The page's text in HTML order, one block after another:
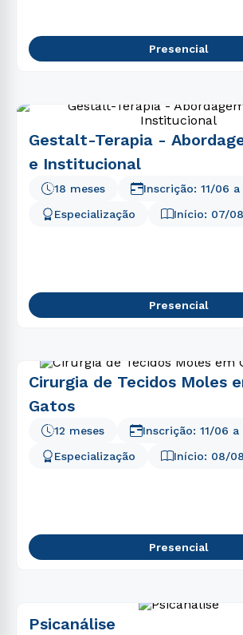
Presencial
Gestalt-Terapia -
e Institucional
Especialização
18 meses
Início: 07/
Inscrição: 11/06 a
Presencial
Cirurgia de Tecidos Moles
Gatos
12 meses
Especialização
Início: 08/
Inscrição: 11/06 a
Presencial
Psicanálise